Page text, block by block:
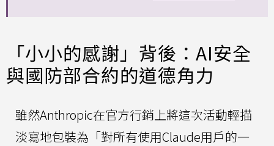
「小小的感謝」背後：AI安全
與國防部合約的道德角力
雖然Anthropic在官方行銷上將這次活動輕描
淡寫地包裝為「對所有使用Claude用戶的一